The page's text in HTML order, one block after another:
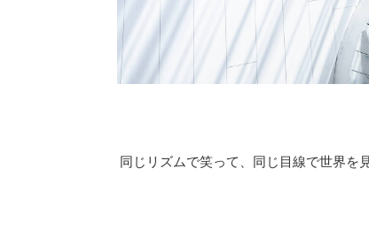
同じリズムで笑って、同じ目線で世界を見